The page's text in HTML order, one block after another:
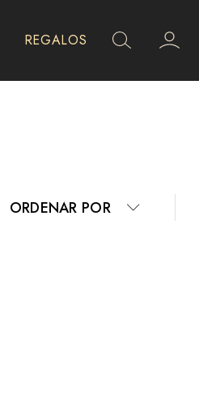
REGALOS
ORDENAR POR